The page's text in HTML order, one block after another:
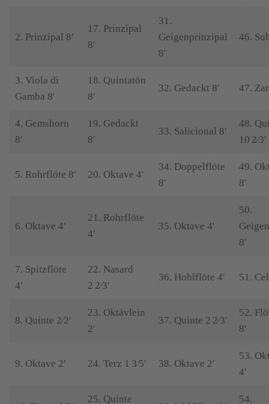
2. Prinzipal 8′
17. Prinzipal
8′
31.
Geigenprinzipal
8′
46.
3. Viola di
Gamba 8′
18. Quintatön
8′
32. Gedackt 8′ 47.
4. Gemshorn
8′
19. Gedackt
8′
33. Salicional 8′
48.
10 2⁄3′
5. Rohrflöte 8′ 20. Oktave 4′
34. Doppelflöte
8′
49.
8′
6. Oktave 4′
21. Rohrflöte
4′
35. Oktave 4′
50.
8′
7. Spitzflöte
4′
22. Nasard
2 2⁄3′
36. Hohlflöte 4′ 51.
8. Quinte 2⁄2′
23. Oktävlein
2′
37. Quinte 2 2⁄3′
52.
8′
9. Oktave 2′ 24. Terz 1 3⁄5′ 38. Oktave 2′
53.
4′
25. Quinte 54.